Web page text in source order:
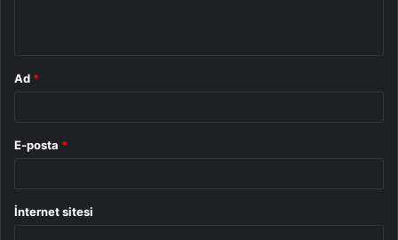
Ad *
E-posta *
İnternet sitesi